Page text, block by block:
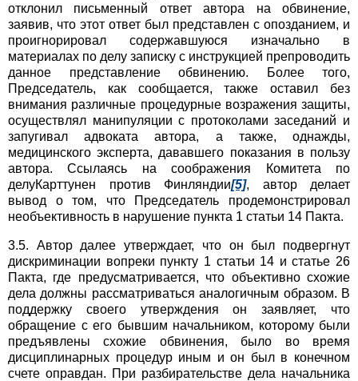
отклонил письменный ответ автора на обвинение,
заявив, что этот ответ был представлен с опозданием, и
проигнорировал содержавшуюся изначально в
материалах по делу записку с инструкцией препроводить
данное представление обвинению. Более того,
Председатель, как сообщается, также оставил без
внимания различные процедурные возражения защиты,
осуществлял манипуляции с протоколами заседаний и
запугивал адвоката автора, а также, однажды,
медицинского эксперта, дававшего показания в пользу
автора. Ссылаясь на соображения Комитета по
делуКарттунен против Финляндии[5], автор делает
вывод о том, что Председатель продемонстрировал
необъективность в нарушение пункта 1 статьи 14 Пакта.
3.5. Автор далее утверждает, что он был подвергнут
дискриминации вопреки пункту 1 статьи 14 и статье 26
Пакта, где предусматривается, что объективно схожие
дела должны рассматриваться аналогичным образом. В
поддержку своего утверждения он заявляет, что
обращение с его бывшим начальником, которому были
предъявлены схожие обвинения, было во время
дисциплинарных процедур иным и он был в конечном
счете оправдан. При разбирательстве дела начальника